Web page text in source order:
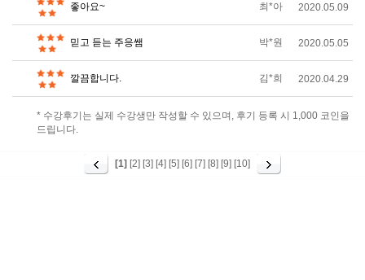
좋아요~ 최*아 2020.05.09
믿고 듣는 주응쌤 박*원 2020.05.05
깔끔합니다. 김*희 2020.04.29
* 수강후기는 실제 수강생만 작성할 수 있으며, 후기 등록 시 1,000 코인을
드립니다.
[1] [2] [3] [4] [5] [6] [7] [8] [9] [10]